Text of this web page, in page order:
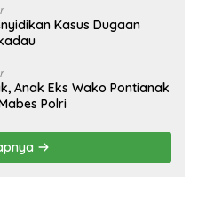
Kasus Dugaan
Anak Eks Wako Pontianak
Polri